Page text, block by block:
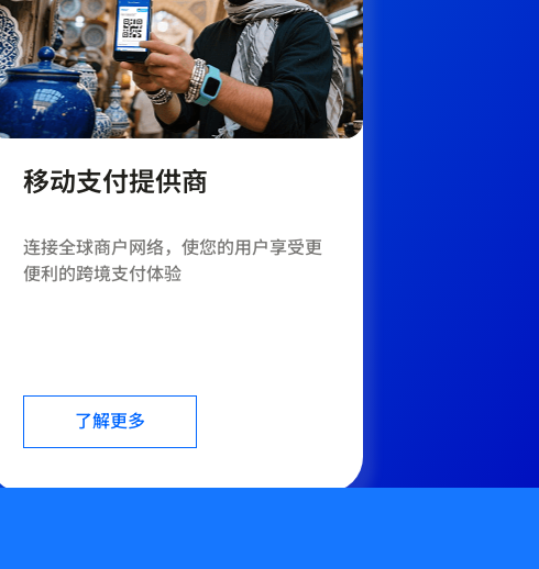
移动支付提供商
连接全球商户网络，使您的用户享受更
便利的跨境支付体验
了解更多